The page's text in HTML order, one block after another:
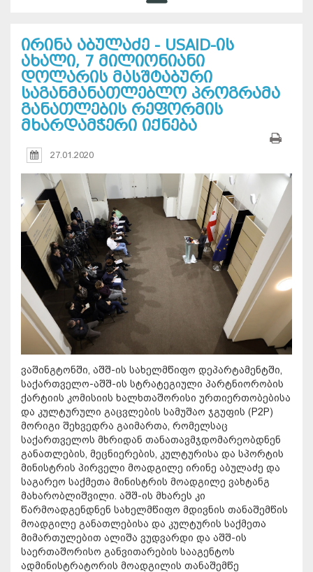
ირინა აბულაძე - USAID-ის
ახალი, 7 მილიონიანი
დოლარის მასშტაბური
საგანმანათლებლო პროგრამა
განათლების რეფორმის
მხარდამჭერი იქნება
27.01.2020
ვაშინგტონში, აშშ-ის სახელმწიფო დეპარტამენტში,
საქართველო-აშშ-ის სტრატეგიული პარტნიორობის
ქარტიის კომისიის ხალხთაშორისი ურთიერთობებისა
და კულტურული გაცვლების სამუშაო ჯგუფის (P2P)
მორიგი შეხვედრა გაიმართა, რომელსაც
საქართველოს მხრიდან თანათავმჯდომარეობდნენ
განათლების, მეცნიერების, კულტურისა და სპორტის
მინისტრის პირველი მოადგილე ირინე აბულაძე და
საგარეო საქმეთა მინისტრის მოადგილე ვახტანგ
მახარობლიშვილი. აშშ-ის მხარეს კი
წარმოადგენდნენ სახელმწიფო მდივნის თანაშემწის
მოადგილე განათლებისა და კულტურის საქმეთა
მიმართულებით ალიშა ვუდვარდი და აშშ-ის
საერთაშორისო განვითარების სააგენტოს
ადმინისტრატორის მოადგილის თანაშემწე